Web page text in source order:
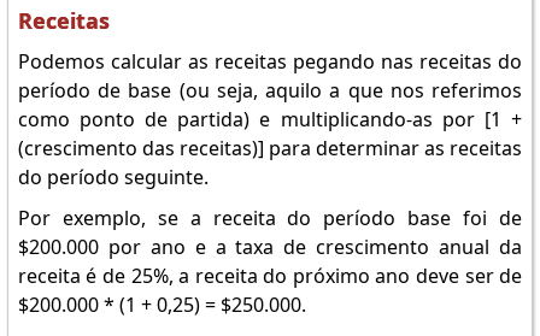
Receitas
Podemos calcular as receitas pegando nas receitas do
período de base (ou seja, aquilo a que nos referimos
como ponto de partida) e multiplicando-as por [1 +
(crescimento das receitas)] para determinar as receitas
do período seguinte.
Por exemplo, se a receita do período base foi de
$200.000 por ano e a taxa de crescimento anual da
receita é de 25%, a receita do próximo ano deve ser de
$200.000 * (1 + 0,25) = $250.000.